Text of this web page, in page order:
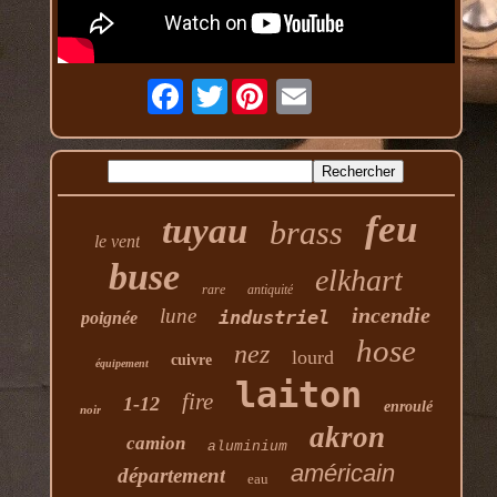
Twitter
le vent tuyau brass feu
buse rare antiquité elkhart
poignée lune industriel incendie
équipement cuivre nez lourd hose
noir 1-12 fire laiton enroulé
camion aluminium akron
département eau américain